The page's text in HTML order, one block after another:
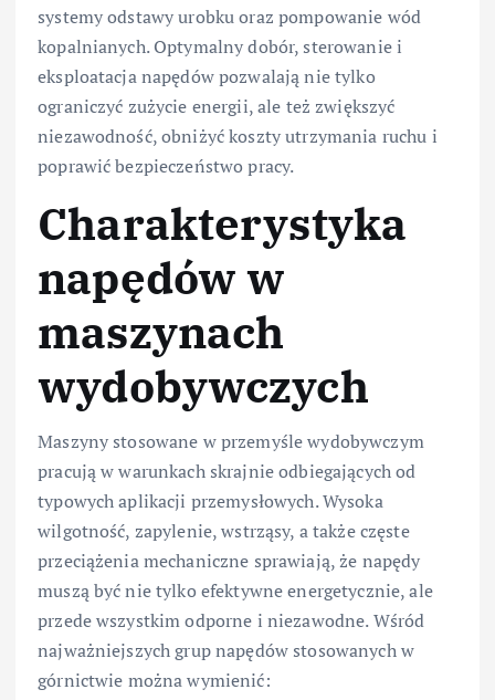
systemy odstawy urobku oraz pompowanie wód
kopalnianych. Optymalny dobór, sterowanie i
eksploatacja napędów pozwalają nie tylko
ograniczyć zużycie energii, ale też zwiększyć
niezawodność, obniżyć koszty utrzymania ruchu i
poprawić bezpieczeństwo pracy.
Charakterystyka
napędów w
maszynach
wydobywczych
Maszyny stosowane w przemyśle wydobywczym
pracują w warunkach skrajnie odbiegających od
typowych aplikacji przemysłowych. Wysoka
wilgotność, zapylenie, wstrząsy, a także częste
przeciążenia mechaniczne sprawiają, że napędy
muszą być nie tylko efektywne energetycznie, ale
przede wszystkim odporne i niezawodne. Wśród
najważniejszych grup napędów stosowanych w
górnictwie można wymienić: